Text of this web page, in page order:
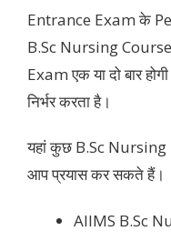
Entrance Exam के
B.Sc Nursing
Exam एक या दो बार
निर्भर करता है।
यहां कुछ B.Sc Nursing
आप प्रयास कर सकते हैं।
AIIMS B.Sc